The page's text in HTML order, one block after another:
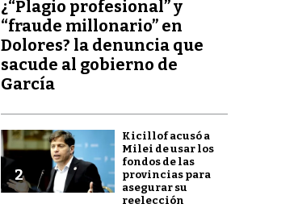
¿“Plagio profesional” y
“fraude millonario” en
Dolores? la denuncia que
sacude al gobierno de
García
2
Kicillof acusó a
Milei de usar los
fondos de las
provincias para
asegurar su
reelección